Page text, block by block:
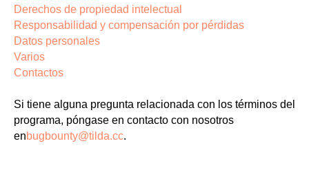
Derechos de propiedad intelectual
Responsabilidad y compensación por pérdidas
Datos personales
Varios
Contactos
Si tiene alguna pregunta relacionada con los términos del
programa, póngase en contacto con nosotros
enbugbounty@tilda.cc.